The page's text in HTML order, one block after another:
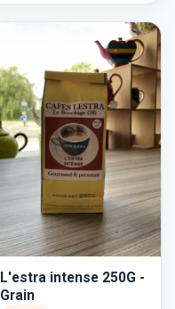
L'estra intense 250G -
Grain